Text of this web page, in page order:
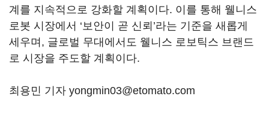
계를 지속적으로 강화할 계획이다. 이를 통해 웰니스
로봇 시장에서 ‘보안이 곧 신뢰’라는 기준을 새롭게
세우며, 글로벌 무대에서도 웰니스 로보틱스 브랜드
로 시장을 주도할 계획이다.
최용민 기자 yongmin03@etomato.com